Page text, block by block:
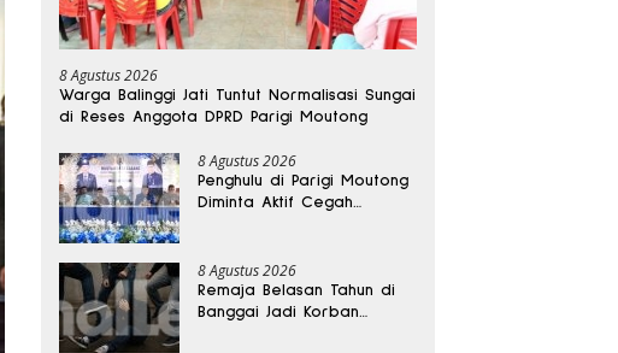
8 Agustus 2026
Warga Balinggi Jati Tuntut Normalisasi Sungai
di Reses Anggota DPRD Parigi Moutong
8 Agustus 2026
Penghulu di Parigi Moutong
Diminta Aktif Cegah
8 Agustus 2026
Remaja Belasan Tahun di
Banggai Jadi Korban